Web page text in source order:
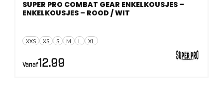
stug te maken.
XXS XS S M L XL
SUPER PRO COMBAT GEAR ENKELKOUSJES –
ENKELKOUSJES – ROOD / WIT
Vanaf12.99